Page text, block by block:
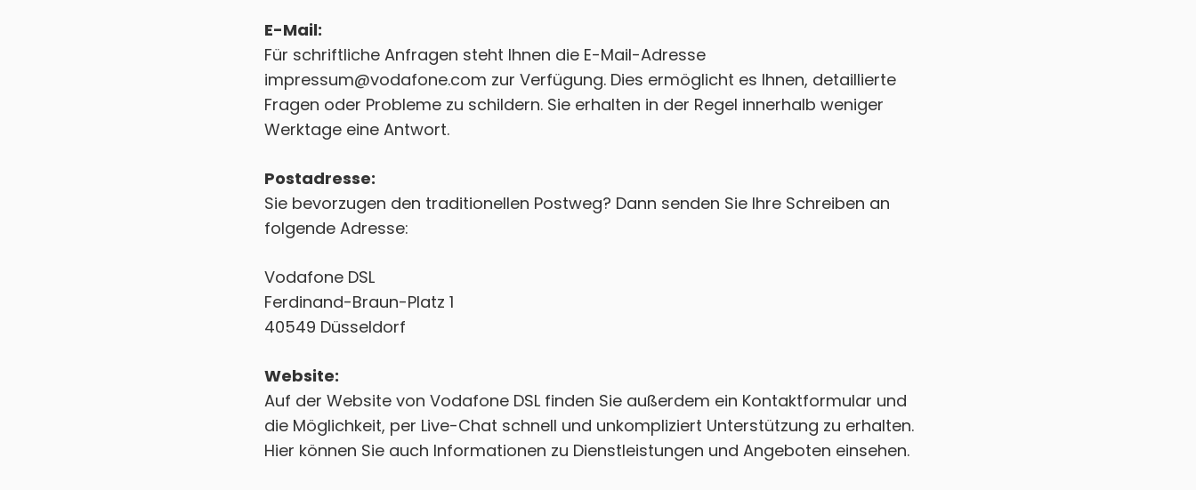
E-Mail:
Für schriftliche Anfragen steht Ihnen die E-Mail-Adresse
impressum@vodafone.com zur Verfügung. Dies ermöglicht es Ihnen, detaillierte
Fragen oder Probleme zu schildern. Sie erhalten in der Regel innerhalb weniger
Werktage eine Antwort.
Postadresse:
Sie bevorzugen den traditionellen Postweg? Dann senden Sie Ihre Schreiben an
folgende Adresse:
Vodafone DSL
Ferdinand-Braun-Platz 1
40549 Düsseldorf
Website:
Auf der Website von Vodafone DSL finden Sie außerdem ein Kontaktformular und
die Möglichkeit, per Live-Chat schnell und unkompliziert Unterstützung zu erhalten.
Hier können Sie auch Informationen zu Dienstleistungen und Angeboten einsehen.